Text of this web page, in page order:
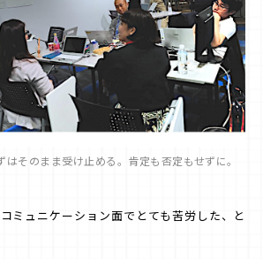
はそのまま受け止める。肯定も否定もせずに。
ミュニケーション面でとても苦労した、と